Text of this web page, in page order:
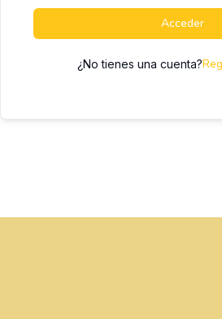
Acceder
¿No tienes una cuenta?